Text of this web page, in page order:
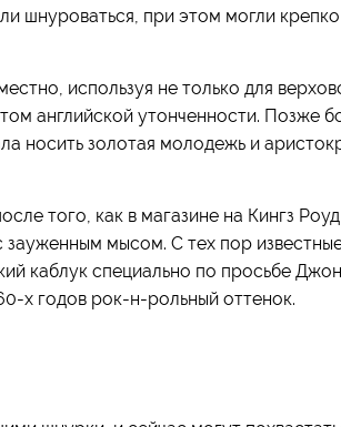
шнуроваться, при этом могли
используя не только для
английской утонченности. Позже
носить золотая молодежь и
того, как в магазине на Кингз
мысом. С тех пор
каблук специально по просьбе
х годов рок-н-рольный оттенок.